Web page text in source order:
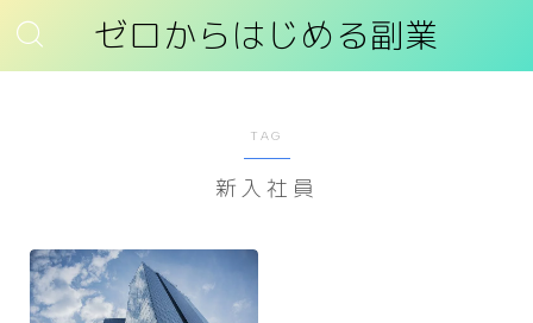
ゼロからはじめる副業
TAG
新入社員